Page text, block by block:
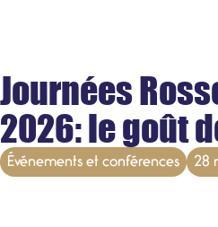
Journées
2026: le goût
Événements et conférences 28